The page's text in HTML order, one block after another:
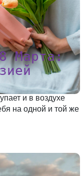
Марта:
и в воздухе
на одной и той же